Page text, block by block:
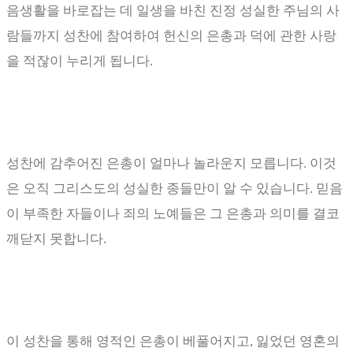
음생활을 바로잡는 데 일생을 바친 진정 성실한 주님의 사
람들까지 성찬에 참여하여 헌신의 은총과 덕에 관한 사랑
을 적잖이 누리게 됩니다.
성찬에 감추어진 은총이 얼마나 놀라운지 모릅니다. 이것
은 오직 그리스도의 성실한 종들만이 알 수 있습니다. 믿음
이 부족한 자들이나 죄의 노예들은 그 은총과 의미를 결코
깨닫지 못합니다.
이 성찬을 통해 영적인 은총이 베풀어지고, 잃었던 영혼의